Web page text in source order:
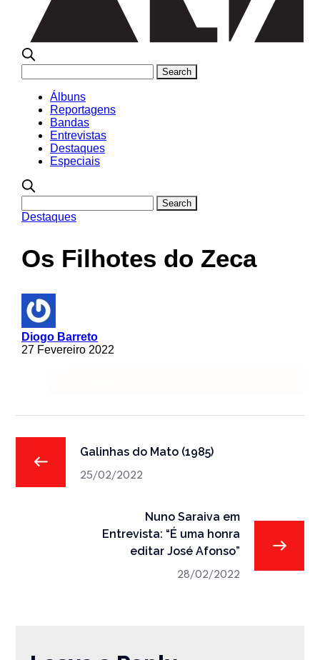
Galinhas do Mato (1985)
25/02/2022
Nuno Saraiva em
Entrevista: “É uma honra
editar José Afonso”
28/02/2022